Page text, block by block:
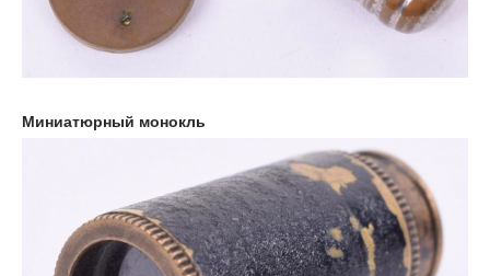
Миниатюрный монокль